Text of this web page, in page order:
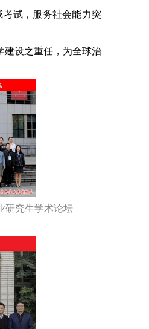
试，服务社会能力突
建设之重任，为全球治
研究生学术论坛